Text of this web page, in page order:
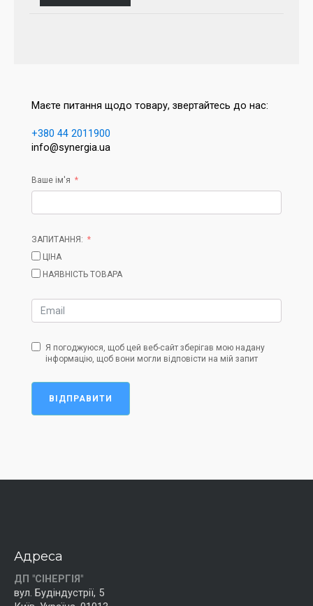
Маєте питання щодо товару, звертайтесь до нас:
+380 44 2011900
info@synergia.ua
Ваше ім'я
ЗАПИТАННЯ:
ЦІНА
НАЯВНІСТЬ ТОВАРА
Я погоджуюся, щоб цей веб-сайт зберігав мою надану
інформацію, щоб вони могли відповісти на мій запит
ВІДПРАВИТИ
Адреса
ДП "СІНЕРГІЯ"
вул. Будіндустрії, 5